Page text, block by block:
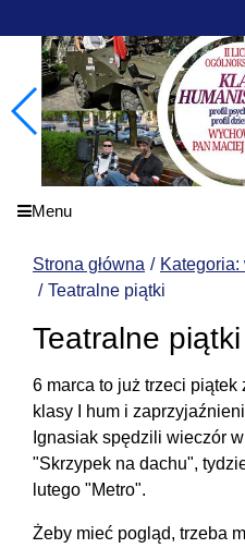
Menu
Strona główna
Teatralne piątki
Teatralne piątki
6 marca to już trzeci piątek
klasy I hum i
Ignasiak spędzili wieczór
"Skrzypek na dachu",
lutego "Metro".
Żeby mieć pogląd, trzeba